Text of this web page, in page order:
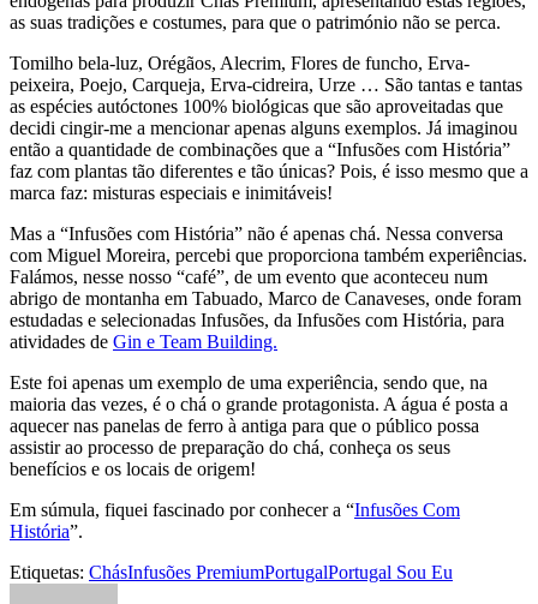
as suas tradições e costumes, para que o património não se perca.
Tomilho bela-luz, Orégãos, Alecrim, Flores de funcho, Erva-
peixeira, Poejo, Carqueja, Erva-cidreira, Urze … São tantas e tantas
as espécies autóctones 100% biológicas que são aproveitadas que
decidi cingir-me a mencionar apenas alguns exemplos. Já imaginou
então a quantidade de combinações que a “Infusões com História”
faz com plantas tão diferentes e tão únicas? Pois, é isso mesmo que a
marca faz: misturas especiais e inimitáveis!
Mas a “Infusões com História” não é apenas chá. Nessa conversa
com Miguel Moreira, percebi que proporciona também experiências.
Falámos, nesse nosso “café”, de um evento que aconteceu num
abrigo de montanha em Tabuado, Marco de Canaveses, onde foram
estudadas e selecionadas Infusões, da Infusões com História, para
atividades de Gin e Team Building.
Este foi apenas um exemplo de uma experiência, sendo que, na
maioria das vezes, é o chá o grande protagonista. A água é posta a
aquecer nas panelas de ferro à antiga para que o público possa
assistir ao processo de preparação do chá, conheça os seus
benefícios e os locais de origem!
Em súmula, fiquei fascinado por conhecer a “Infusões Com
História”.
Etiquetas: ChásInfusões PremiumPortugalPortugal Sou Eu